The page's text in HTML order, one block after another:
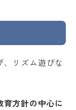
リズム遊びな
育方針の中心に